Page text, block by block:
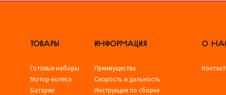
ТОВАРЫ
Готовые наборы
Мотор-колёса
Батареи
ИНФОРМАЦИЯ
Преимущества
Скорость и дальность
Инструкция по сборке
О